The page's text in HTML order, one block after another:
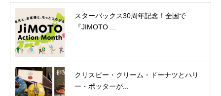
スターバックス30周年記念！全国で
『JIMOTO ...
クリスピー・クリーム・ドーナツとハリ
ー・ポッターが...